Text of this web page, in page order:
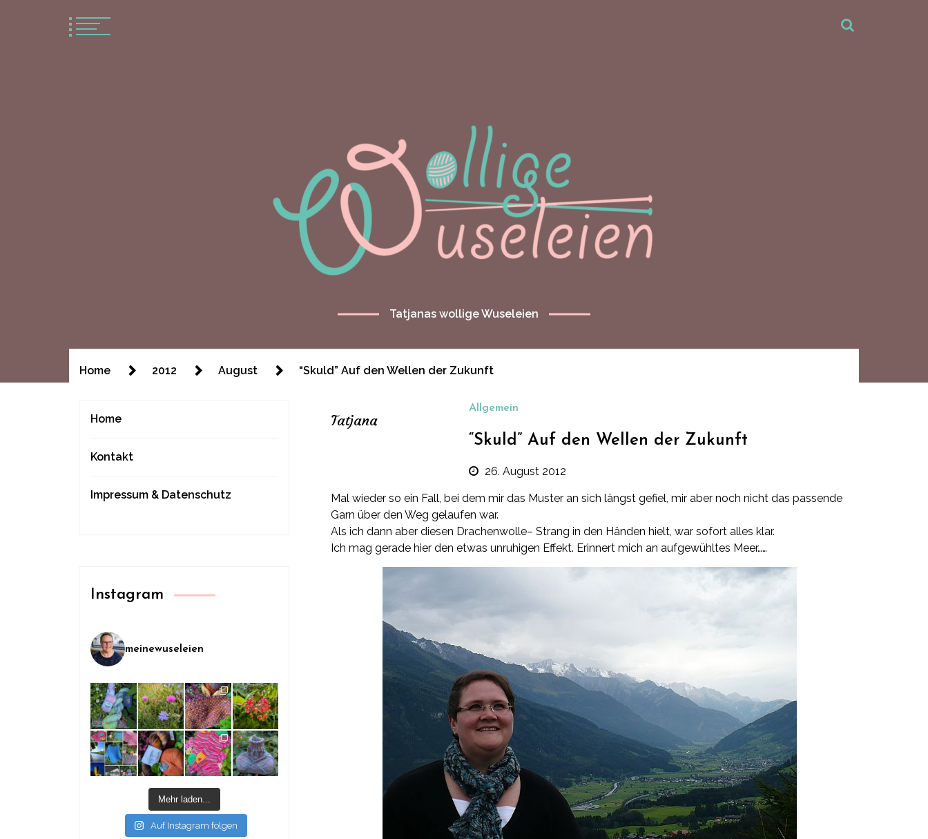
Tatjanas wollige Wuseleien
Home 2012 August “Skuld” Auf den Wellen der Zukunft
Tatjana
Allgemein
“Skuld” Auf den Wellen der Zukunft
26. August 2012
Mal wieder so ein Fall, bei dem mir das Muster an sich längst gefiel, mir aber noch nicht das passende
Garn über den Weg gelaufen war.
Als ich dann aber diesen Drachenwolle– Strang in den Händen hielt, war sofort alles klar.
Ich mag gerade hier den etwas unruhigen Effekt. Erinnert mich an aufgewühltes Meer……
Home
Kontakt
Impressum & Datenschutz
Instagram
meinewuseleien
Mehr laden...
Auf Instagram folgen